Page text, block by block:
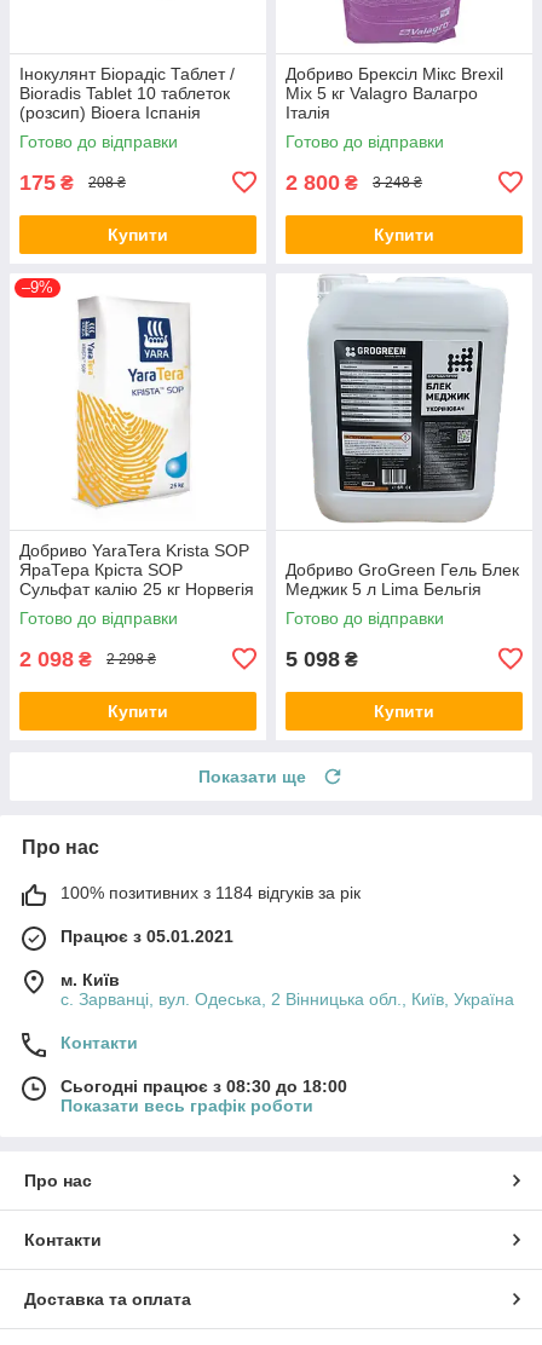
Інокулянт Біорадіс Таблет /
Bioradis Tablet 10 таблеток
(розсип) Bioera Іспанія
Готово до відправки
175 ₴ 208 ₴
Купити
Добриво Брексіл Мікс Brexil
Mix 5 кг Valagro Валагро
Італія
Готово до відправки
2 800 ₴ 3 248 ₴
Купити
–9%
Добриво YaraTera Krista SOP
ЯраТера Кріста SOP
Сульфат калію 25 кг Норвегія
Готово до відправки
2 098 ₴ 2 298 ₴
Купити
Добриво GroGreen Гель Блек
Меджик 5 л Lima Бельгія
Готово до відправки
5 098 ₴
Купити
Показати ще
Про нас
100% позитивних з 1184 відгуків за рік
Працює з 05.01.2021
м. Київ
с. Зарванці, вул. Одеська, 2 Вінницька обл., Київ, Україна
Контакти
Сьогодні працює з 08:30 до 18:00
Показати весь графік роботи
Про нас
Контакти
Доставка та оплата